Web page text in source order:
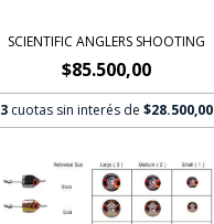
SCIENTIFIC ANGLERS SHOOTING
$85.500,00
3 cuotas sin interés de$28.500,00